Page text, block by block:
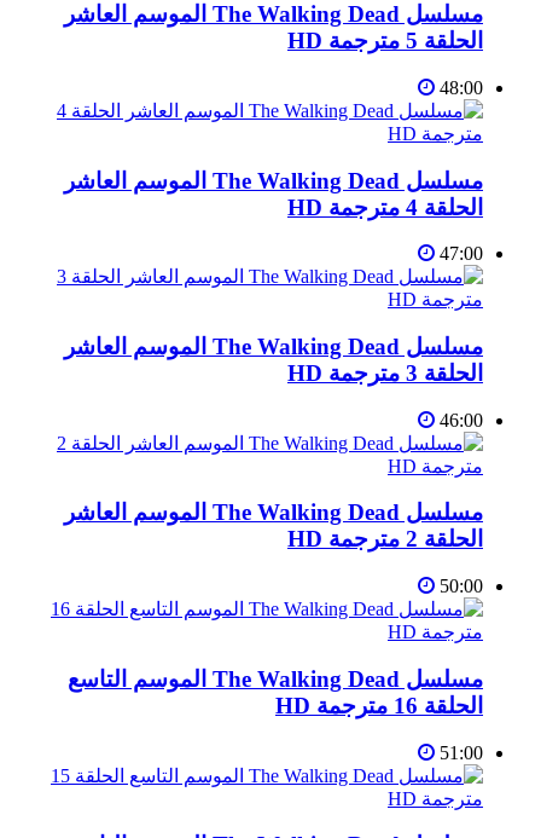
مسلسل The Walking Dead الموسم العاشر
الحلقة 5 مترجمة HD
48:00
مسلسل The Walking Dead الموسم العاشر
الحلقة 4 مترجمة HD
47:00
مسلسل The Walking Dead الموسم العاشر
الحلقة 3 مترجمة HD
46:00
مسلسل The Walking Dead الموسم العاشر
الحلقة 2 مترجمة HD
50:00
مسلسل The Walking Dead الموسم التاسع
الحلقة 16 مترجمة HD
51:00